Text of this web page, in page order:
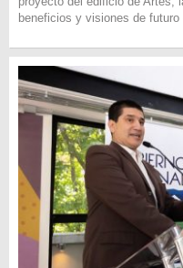
beneficios y visiones de futuro